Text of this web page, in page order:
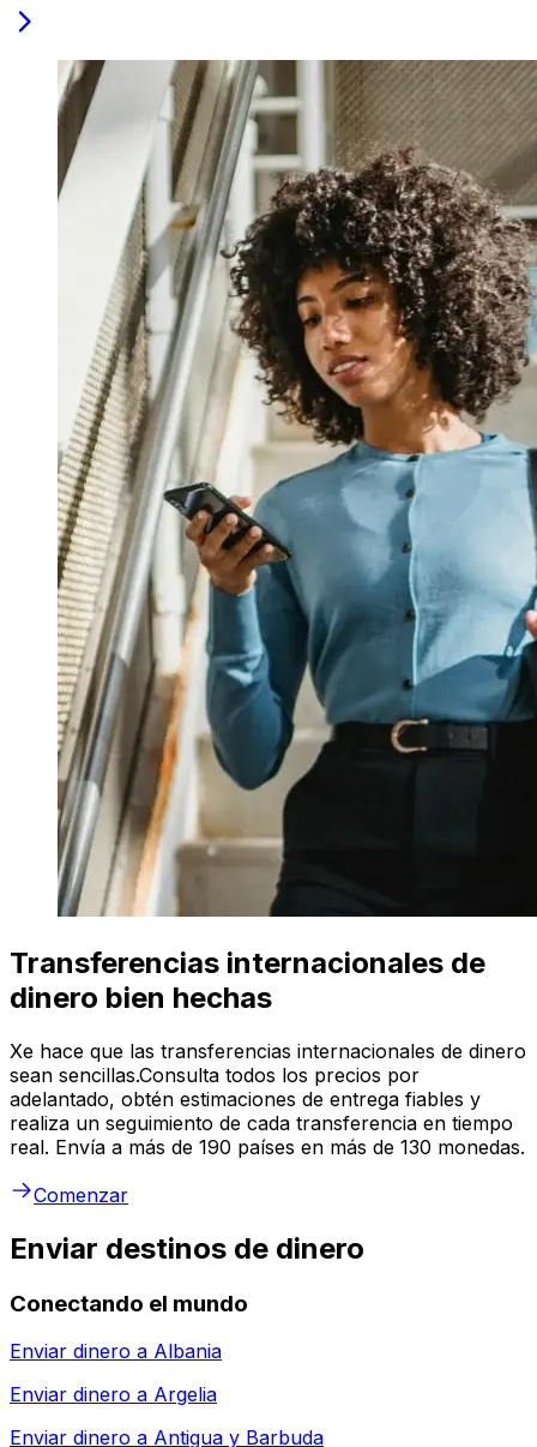
Transferencias internacionales de
dinero bien hechas
Xe hace que las transferencias internacionales de dinero
sean sencillas.Consulta todos los precios por
adelantado, obtén estimaciones de entrega fiables y
realiza un seguimiento de cada transferencia en tiempo
real. Envía a más de 190 países en más de 130 monedas.
Comenzar
Enviar destinos de dinero
Conectando el mundo
Enviar dinero a Albania
Enviar dinero a Argelia
Enviar dinero a Antigua y Barbuda